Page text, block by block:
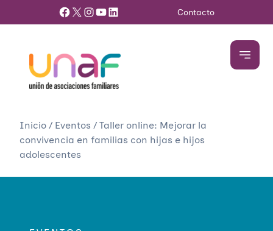
Facebook X InstagramYouTube LinkedIn Contacto
Inicio / Eventos / Taller online: Mejorar la
convivencia en familias con hijas e hijos
adolescentes